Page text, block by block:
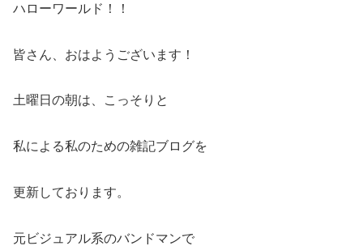
ハローワールド！！
皆さん、おはようございます！
土曜日の朝は、こっそりと
私による私のための雑記ブログを
更新しております。
元ビジュアル系のバンドマンで